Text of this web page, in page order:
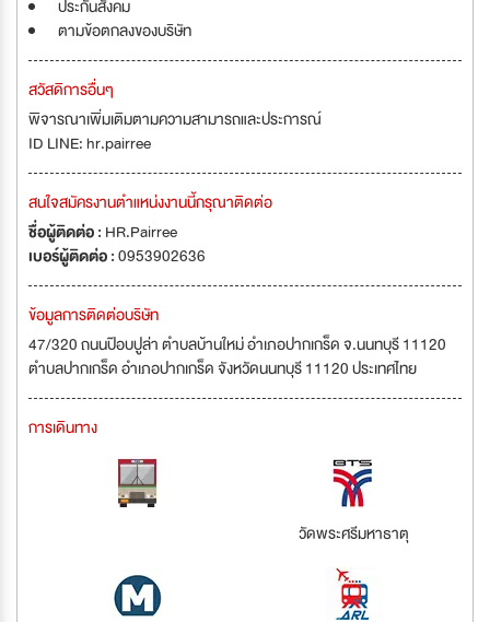
ประกันสังคม
ตามข้อตกลงของบริษัท
สวัสดิการอื่นๆ
พิจารณาเพิ่มเติมตามความสามารถและประการณ์
ID LINE: hr.pairree
สนใจสมัครงานตำแหน่งงานนี้กรุณาติดต่อ
ชื่อผู้ติดต่อ : HR.Pairree
เบอร์ผู้ติดต่อ :0953902636
ข้อมูลการติดต่อบริษัท
47/320 ถนนป๊อบปูล่า ตำบลบ้านใหม่ อำเภอปากเกร็ด จ.นนทบุรี 11120
ตำบลปากเกร็ด อำเภอปากเกร็ด จังหวัดนนทบุรี 11120 ประเทศไทย
การเดินทาง
วัดพระศรีมหาธาตุ